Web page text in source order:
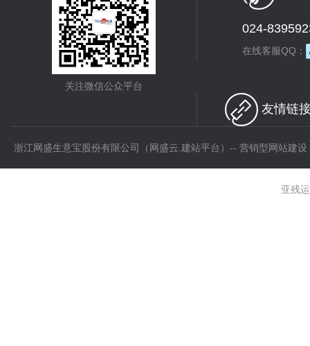
关注微信公众平台
024-
在线客服QQ：
友情链
浙江网盛生意宝股份有限公司（网盛云.建站平台）-- 营销型网站建
亚残